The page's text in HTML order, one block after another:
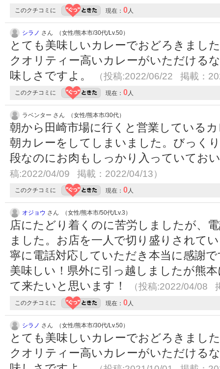
このクチコミに 現在： 0人
シラノ さん （女性/熊本市/30代/Lv.50）
とても美味しいカレーでおどろきまし
クオリティー高いカレーがいただける
味しさですよ。
（投稿:2022/06/22 掲載：
このクチコミに 現在： 0人
ラベンター さん （女性/熊本市/30代）
朝から田崎市場に行くと営業している
朝カレーをしてしまいました。びっく
段なのにお肉もしっかり入っていてお
稿:2022/04/09 掲載：2022/04/13）
このクチコミに 現在： 0人
オジョウ さん （女性/熊本市/50代/Lv.3）
店にたどり着くのに苦労しましたが、
ました。お店を一人で切り盛りされて
寧に電話対応していただき本当に感謝
美味しい！県外に引っ越しましたが熊
て来たいと思います！
（投稿:2022/04/08
このクチコミに 現在： 0人
シラノ さん （女性/熊本市/30代/Lv.50）
とても美味しいカレーでおどろきまし
クオリティー高いカレーがいただける